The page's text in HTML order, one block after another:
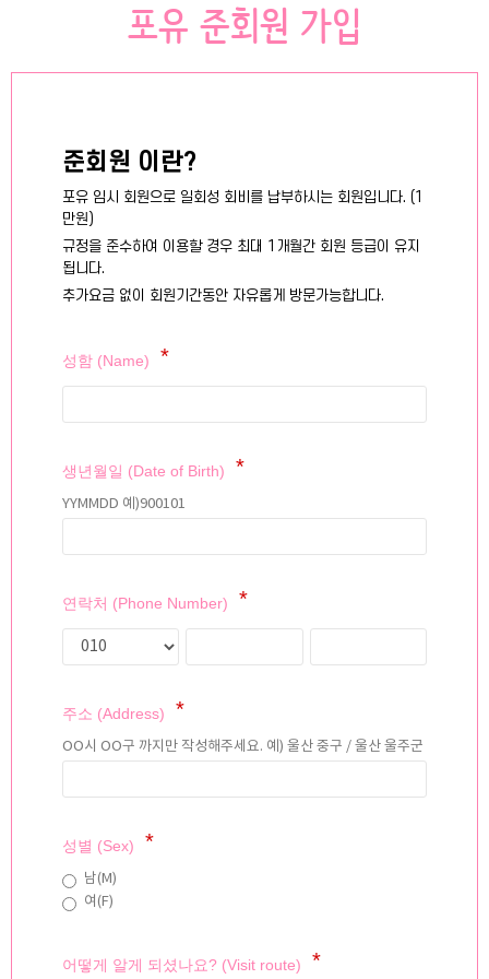
포유 준회원 가입
준회원 이란?
포유 임시 회원으로 일회성 회비를 납부하시는 회원입니다. (1
만원)
규정을 준수하여 이용할 경우 최대 1개월간 회원 등급이 유지
됩니다.
추가요금 없이 회원기간동안 자유롭게 방문가능합니다.
성함 (Name)
생년월일 (Date of Birth)
YYMMDD 예)900101
연락처 (Phone Number)
주소 (Address)
OO시 OO구 까지만 작성해주세요. 예) 울산 중구 / 울산 울주군
성별 (Sex)
남(M)
여(F)
어떻게 알게 되셨나요? (Visit route)